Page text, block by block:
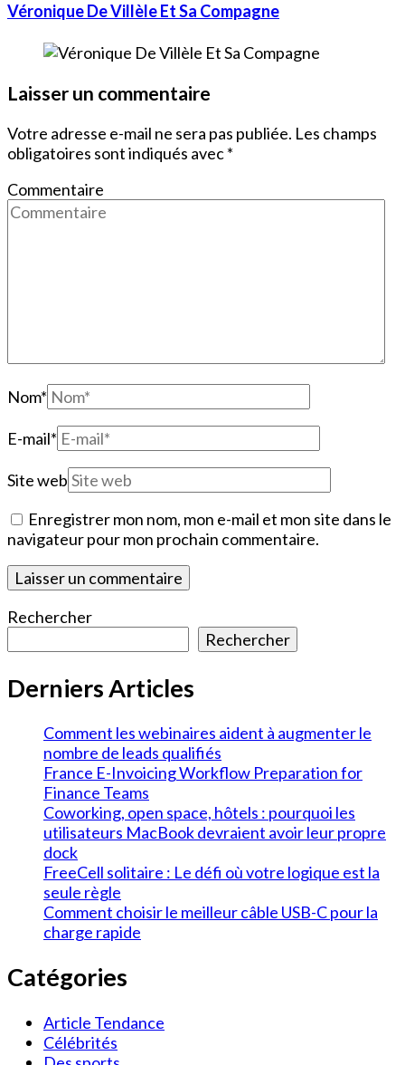
Véronique De Villèle Et Sa Compagne
Laisser un commentaire
Votre adresse e-mail ne sera pas publiée. Les champs
obligatoires sont indiqués avec*
Commentaire
Nom*
E-mail*
Site web
Enregistrer mon nom, mon e-mail et mon site dans le
navigateur pour mon prochain commentaire.
Rechercher
Rechercher
Derniers Articles
Comment les webinaires aident à augmenter le
nombre de leads qualifiés
France E-Invoicing Workflow Preparation for
Finance Teams
Coworking, open space, hôtels : pourquoi les
utilisateurs MacBook devraient avoir leur propre
dock
FreeCell solitaire : Le défi où votre logique est la
seule règle
Comment choisir le meilleur câble USB-C pour la
charge rapide
Catégories
Article Tendance
Célébrités